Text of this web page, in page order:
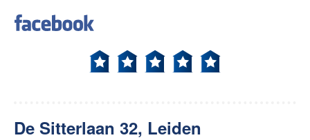
De Sitterlaan 32, Leiden